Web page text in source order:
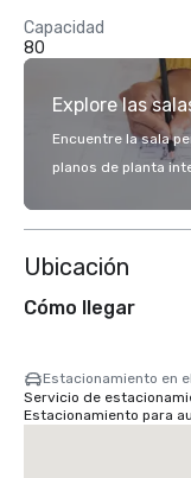
Capacidad
80
Explore las
Encuentre la sala
planos de planta
Ubicación
Cómo llegar
Estacionamiento en
Servicio de
Estacionamiento para